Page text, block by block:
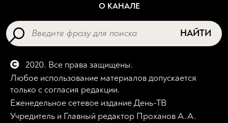
О КАНАЛЕ
НАЙТИ
2020. Все права защищены.
Любое использование материалов допускается
только с согласия редакции.
Еженедельное сетевое издание День-ТВ
Учредитель и Главный редактор Проханов А.А.